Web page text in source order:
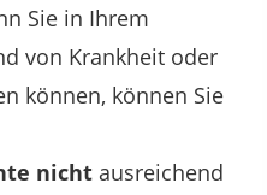
Sie in Ihrem
von Krankheit oder
können, können Sie
nicht ausreichend